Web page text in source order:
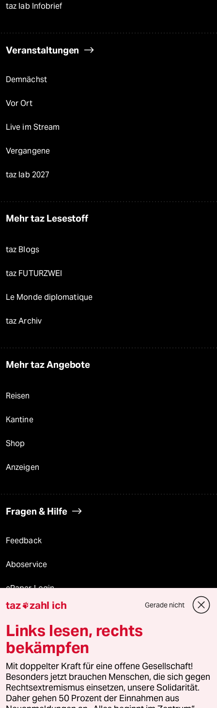
taz lab Infobrief
Veranstaltungen
Demnächst
Vor Ort
Live im Stream
Vergangene
taz lab 2027
Mehr taz Lesestoff
taz Blogs
taz FUTURZWEI
Le Monde diplomatique
taz Archiv
Mehr taz Angebote
Reisen
Kantine
Shop
Anzeigen
Fragen & Hilfe
Feedback
Aboservice
ePaper Login
Downloads für Abonnierende
© 2026 taz Verlags und Vertriebs GmbH
Alle Rechte vorbehalten. Bei rechtlichen Fragen oder für Genehmigungen
wenden Sie sich bitte an
lizenzen@taz.de
Feedback Redaktionsstatut Kommune-Richtlinien
taz zahl ich Gerade nicht
Links lesen, rechts
bekämpfen
Mit doppelter Kraft für eine offene Gesellschaft!
Besonders jetzt brauchen Menschen, die sich gegen
Rechtsextremismus einsetzen, unsere Solidarität.
Daher gehen 50 Prozent der Einnahmen aus